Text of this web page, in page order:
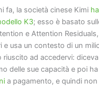
fa, la società cinese Kimi ha
K3; esso è basato
e Attention
e usa un contesto di un
ad accedervi:
delle sue capacità e poi
a pagamento, e quindi